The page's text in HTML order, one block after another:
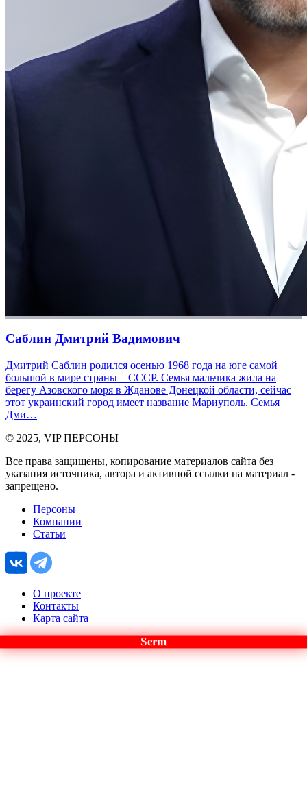
Саблин Дмитрий Вадимович
Дмитрий Саблин родился осенью 1968 года на юге самой
большой в мире страны – СССР. Семья мальчика жила на
берегу Азовского моря в Жданове Донецкой области, сейчас
этот украинский город имеет название Мариуполь. Семья
Дми…
© 2025, VIP ПЕРСОНЫ
Все права защищены, копирование материалов сайта без
указания источника, автора и активной ссылки на материал -
запрещено.
Персоны
Компании
Статьи
О проекте
Контакты
Карта сайта
Serm